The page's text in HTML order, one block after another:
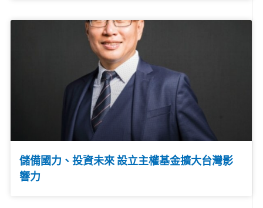
儲備國力、投資未來 設立主權基金擴大台灣影
響力